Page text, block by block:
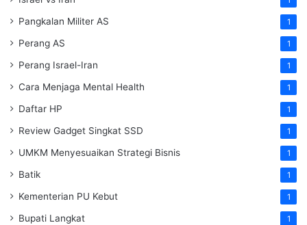
Pangkalan Militer AS 1
Perang AS 1
Perang Israel-Iran 1
Cara Menjaga Mental Health 1
Daftar HP 1
Review Gadget Singkat SSD 1
UMKM Menyesuaikan Strategi Bisnis 1
Batik 1
Kementerian PU Kebut 1
Bupati Langkat 1